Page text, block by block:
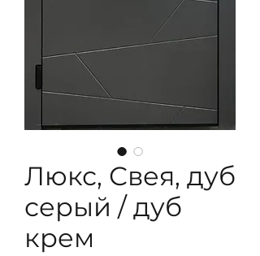
Люкс, Свея, дуб
серый / дуб
крем